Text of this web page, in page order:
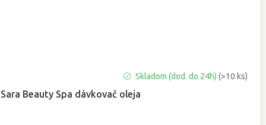
Sara Beauty Spa dávkovač oleja
produktu
Skladom (dod. do 24h)(>10 ks)